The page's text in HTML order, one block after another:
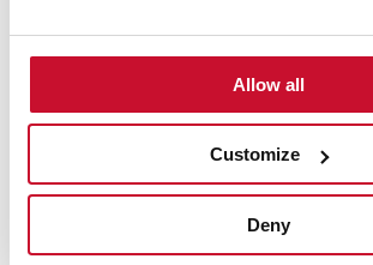
Allow all
Customize
Deny
Αλλα χαρακτηριστικά
Οι υπολοιποι